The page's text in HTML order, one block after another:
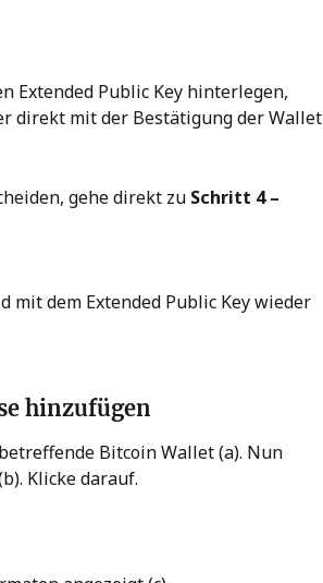
Extended Public Key hinterlegen,
direkt mit der Bestätigung der Wallet
gehe direkt zu Schritt 4 –
mit dem Extended Public Key wieder
hinzufügen
Bitcoin Wallet (a). Nun
Klicke darauf.